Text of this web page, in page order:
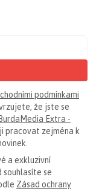
podmínkami
že jste se
Extra -
pracovat zejména k
a exkluzivní
souhlasíte se
Zásad ochrany